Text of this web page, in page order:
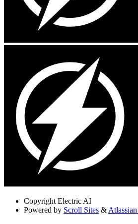
Copyright Electric AI
Powered by Scroll Sites &